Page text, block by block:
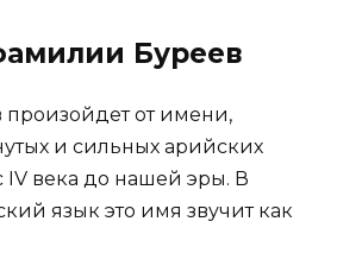
Буреев
от имени,
и сильных арийских
века до нашей эры. В
язык это имя звучит как